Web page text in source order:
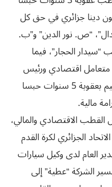
مالية قدرها 1 مليون دينا جزائري في حق كل
“ص. نور الدين” و”ب.
“سيدار الحجار”، فيما
اقتصادي ورئيس
نادي الفروسية الكوارة عبد الحليم بعقوبة 5 سنوات حبسا
الاقتصادي والمالي،
الجزائري لكرة القدم
العام لدى وكيل سيارات
الشركة “عطية” إلى